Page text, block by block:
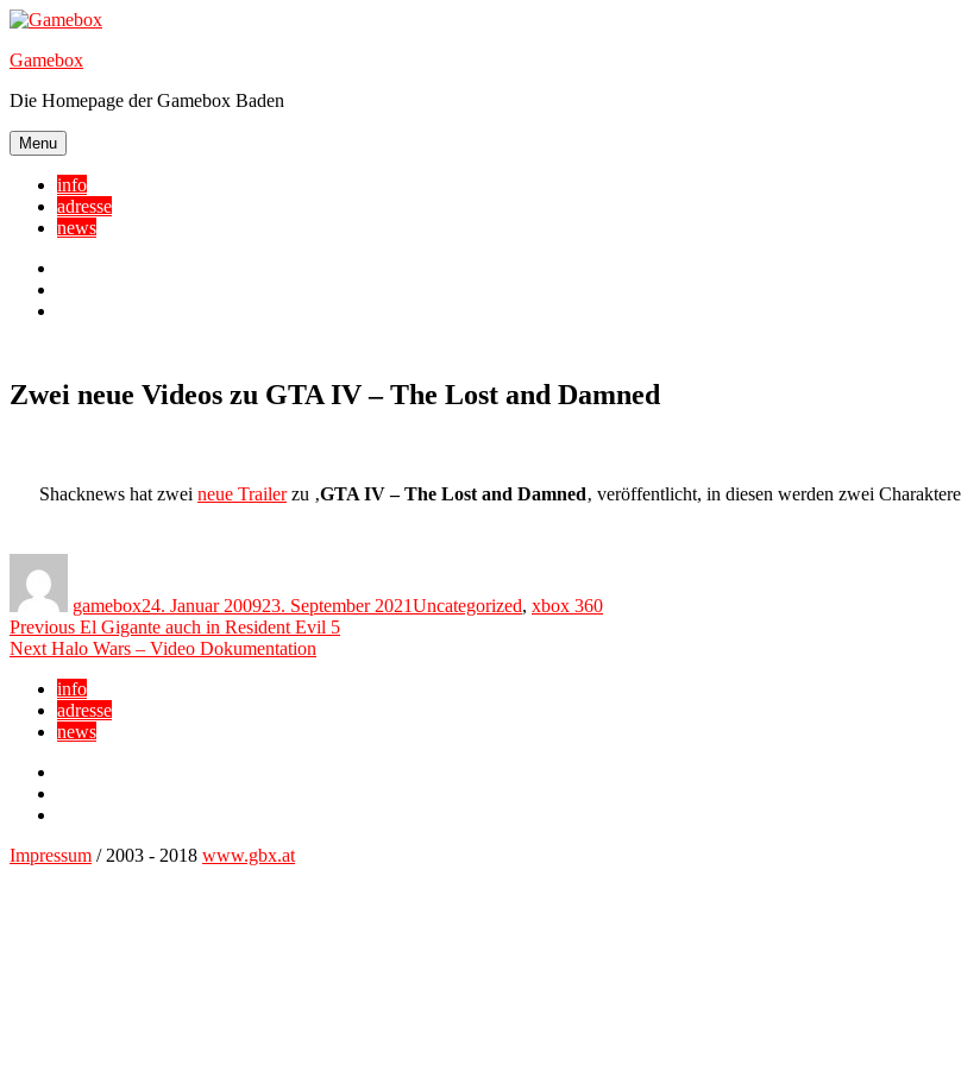
Skip
content
Gamebox
Die Homepage der Gamebox Baden
Menu
info
adresse
news
Zwei neue Videos zu GTA IV – The Lost and Damned
Shacknews hat zwei neue Trailerzu ‚GTA IV – The Lost and Damned‚ veröffentlicht, in diesen werden zwei
gamebox24. Januar 200923. September 2021Uncategorized, xbox 360
Beitragsnavigation
Previous Previous
post:
El Gigante auch in Resident Evil 5
Next Next
Halo Wars – Video Dokumentation
info
adresse
news
Impressum / 2003 - 2018 www.gbx.at